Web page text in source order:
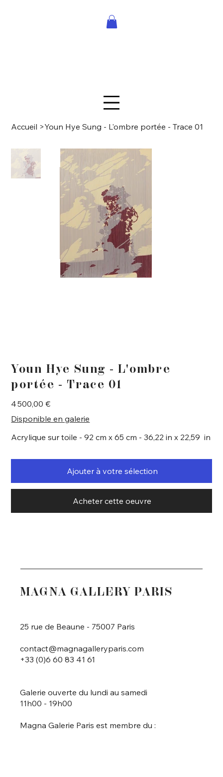
Accueil >Youn Hye Sung - L'ombre portée - Trace 01
Youn Hye Sung - L'ombre
portée - Trace 01
Prix
4 500,00 €
Disponible en galerie
Acrylique sur toile - 92 cm x 65 cm - 36,22 in x 22,59 in
Ajouter à votre sélection
Acheter cette oeuvre
MAGNA GALLERY PARIS
25 rue de Beaune - 75007 Paris
contact@magnagalleryparis.com
+33 (0)6 60 83 41 61
Galerie ouverte du lundi au samedi
11h00 - 19h00
Magna Galerie Paris est membre du :